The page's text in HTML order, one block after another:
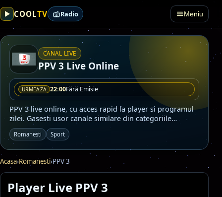
COOLTV Radio Meniu
CANAL LIVE
PPV 3 Live Online
URMEAZA 22:00Fără Emisie
PPV 3 live online, cu acces rapid la player si programul
zilei. Gasesti usor canale similare din categoriile
Romanesti, Sport.
Romanesti Sport
Acasa›Romanesti›PPV 3
Player Live PPV 3